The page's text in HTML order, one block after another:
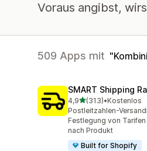
Voraus angibst,
509 Apps mit
SMART Shipping
4,9von 5 Sternen
(313)
313 Rezensionen
•Kostenlos
Postleitzahlen-
Festlegung von Tarifen
nach Produkt
Built for Shopify